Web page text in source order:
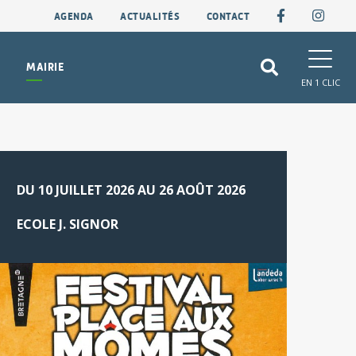
AGENDA ACTUALITÉS CONTACT
MAIRIE
EN 1 CLIC
DU 10 JUILLET 2026 AU 26 AOÛT 2026
ECOLE J. SIGNOR